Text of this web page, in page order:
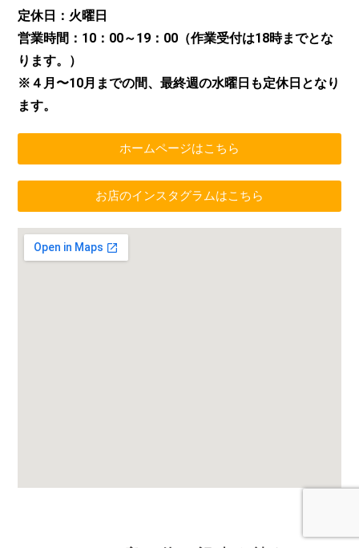
定休日：火曜日
営業時間：10：00～19：00（作業受付は18時までとな
ります。）
※４月〜10月までの間、最終週の水曜日も定休日となり
ます。
ホームページはこちら
お店のインスタグラムはこちら